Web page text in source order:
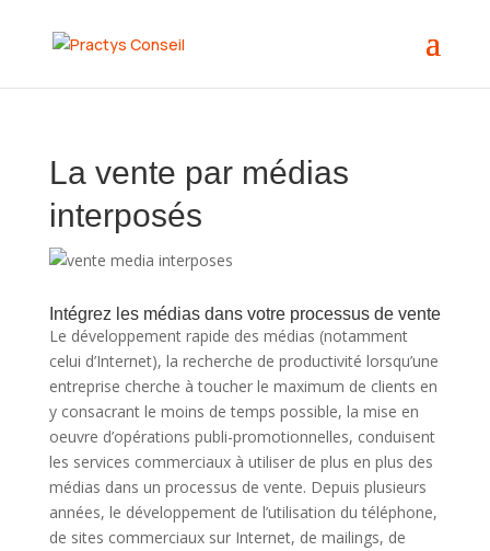
La vente par médias
interposés
Intégrez les médias dans votre processus de vente
Le développement rapide des médias (notamment
celui d’Internet), la recherche de productivité lorsqu’une
entreprise cherche à toucher le maximum de clients en
y consacrant le moins de temps possible, la mise en
oeuvre d’opérations publi-promotionnelles, conduisent
les services commerciaux à utiliser de plus en plus des
médias dans un processus de vente. Depuis plusieurs
années, le développement de l’utilisation du téléphone,
de sites commerciaux sur Internet, de mailings, de